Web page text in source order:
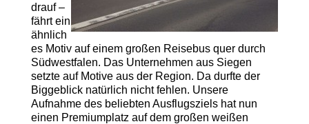
drauf –
fährt ein
ähnlich
es Motiv auf einem großen Reisebus quer durch
Südwestfalen. Das Unternehmen aus Siegen
setzte auf Motive aus der Region. Da durfte der
Biggeblick natürlich nicht fehlen. Unsere
Aufnahme des beliebten Ausflugsziels hat nun
einen Premiumplatz auf dem großen weißen